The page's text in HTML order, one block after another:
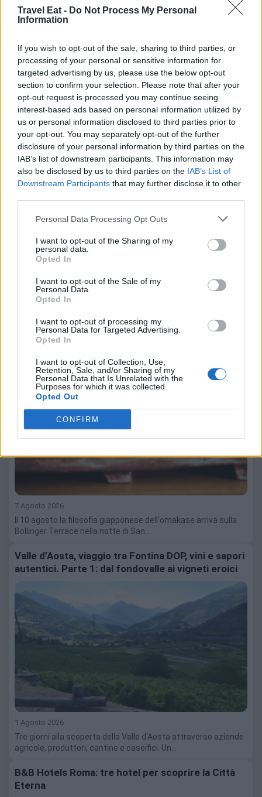
Travel Eat - Do Not Process My Personal
Information
If you wish to opt-out of the sale, sharing to third parties, or
processing of your personal or sensitive information for
targeted advertising by us, please use the below opt-out
section to confirm your selection. Please note that after your
opt-out request is processed you may continue seeing
interest-based ads based on personal information utilized by
us or personal information disclosed to third parties prior to
your opt-out. You may separately opt-out of the further
disclosure of your personal information by third parties on the
IAB’s list of downstream participants. This information may
also be disclosed by us to third parties on the IAB’s List of
Downstream Participants that may further disclose it to other
Personal Data Processing Opt Outs
I want to opt-out of the Sharing of my
personal data.
Opted In
I want to opt-out of the Sale of my
Personal Data.
Opted In
I want to opt-out of processing my
Personal Data for Targeted Advertising.
Opted In
I want to opt-out of Collection, Use,
Retention, Sale, and/or Sharing of my
Personal Data that Is Unrelated with the
Purposes for which it was collected.
Opted Out
CONFIRM
Leggi anche:
7Pines Resort Sardinia: due cene stellate con IYO
7 Agosto 2026
Il 10 agosto la filosofia giapponese dell'omakase arriva sulla
Bollinger Terrace nella notte di San…
Valle d’Aosta, viaggio tra Fontina DOP, vini e sapori
autentici. Parte 1: dal fondovalle ai vigneti eroici
1 Agosto 2026
Tre giorni alla scoperta della Valle d'Aosta attraverso aziende
agricole, produttori, cantine e caseifici. Un…
B&B Hotels Roma: tre hotel per scoprire la Città
Eterna